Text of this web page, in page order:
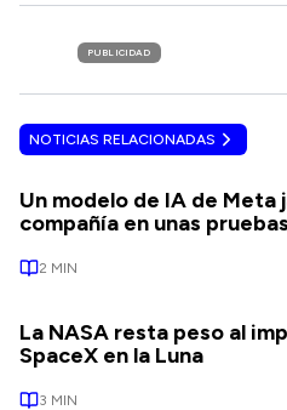
PUBLICIDAD
NOTICIAS RELACIONADAS
Un modelo de IA de
compañía en unas
2 MIN
La NASA resta peso al
SpaceX en la Luna
3 MIN